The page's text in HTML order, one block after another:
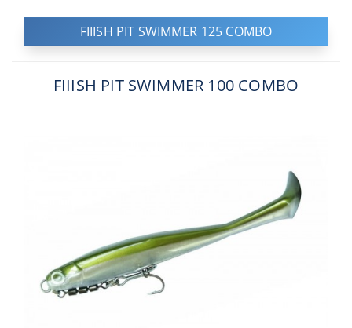
FIIISH PIT SWIMMER 125 COMBO
FIIISH PIT SWIMMER 100 COMBO